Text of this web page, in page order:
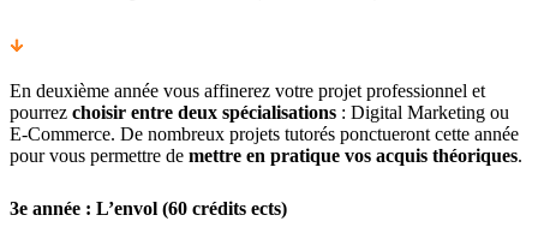
En deuxième année vous affinerez votre projet professionnel et
pourrez choisir entre deux spécialisations : Digital Marketing ou
E-Commerce. De nombreux projets tutorés ponctueront cette année
pour vous permettre de mettre en pratique vos acquis théoriques.
3e année : L’envol (60 crédits ects)